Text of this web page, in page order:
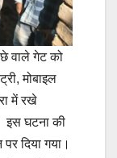
वाले गेट को
मोबाइल
में रखे
इस घटना की
दिया गया।